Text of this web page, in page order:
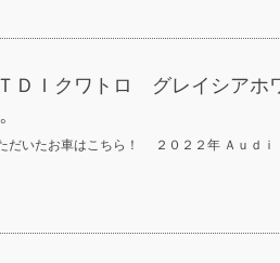
ＤＩクワトロ グレイシア
だいたお車はこちら！ ２０２２年 Ａｕｄ